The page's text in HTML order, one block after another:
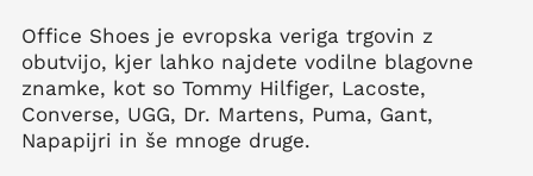
Office Shoes je evropska veriga trgovin z
obutvijo, kjer lahko najdete vodilne blagovne
znamke, kot so Tommy Hilfiger, Lacoste,
Converse, UGG, Dr. Martens, Puma, Gant,
Napapijri in še mnoge druge.